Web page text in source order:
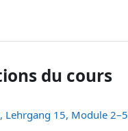
du cours
Lehrgang 15, Module 2–5